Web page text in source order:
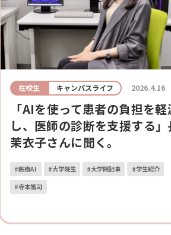
在校生 キャンパスライフ 2026.4.16
「AIを使って患者の負担を軽
し、医師の診断を支援する」
茉衣子さんに聞く。
#医療AI #大学院生 #大学院記事 #学生紹介
#寺本篤司